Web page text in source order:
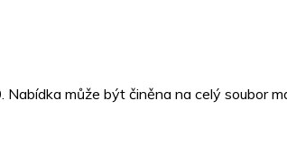
. Nabídka může být činěna na celý soubor